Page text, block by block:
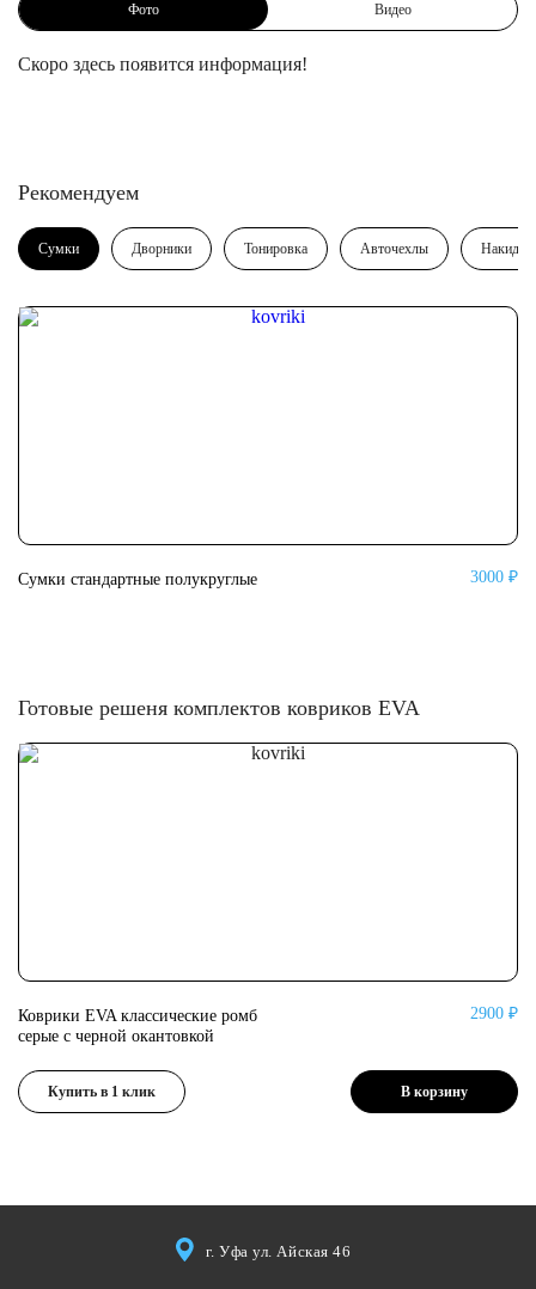
Фото Видео
Скоро здесь появится информация!
Рекомендуем
Сумки Дворники Тонировка Авточехлы Накидки
Сумки стандартные полукруглые 3000 ₽
Готовые решеня комплектов ковриков EVA
Коврики EVA классические ромб
серые с черной окантовкой
2900 ₽
Купить в 1 клик В корзину
г. Уфа ул. Айская 46